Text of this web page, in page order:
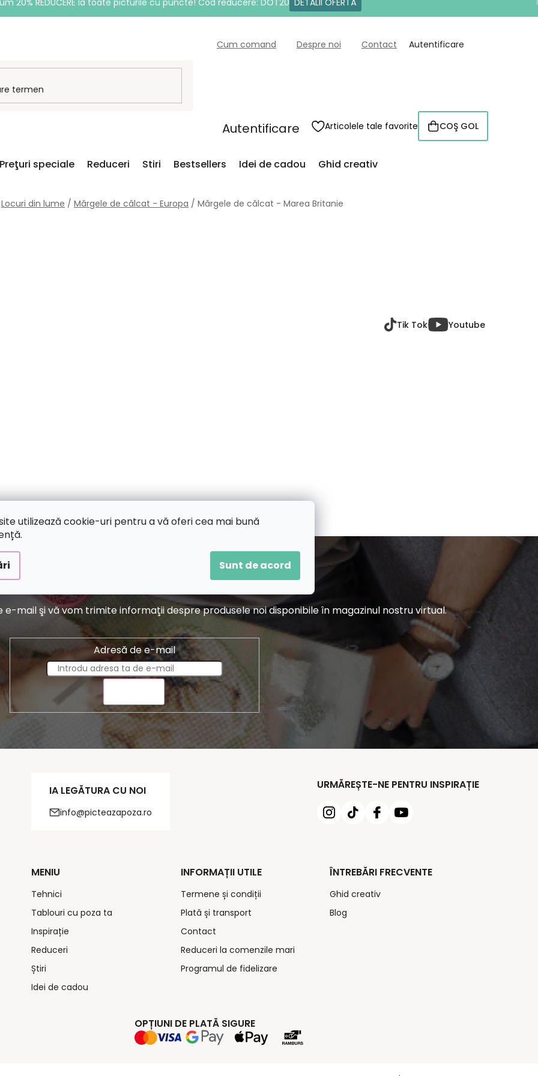
utilizează cookie-uri pentru a vă oferi cea mai bună
Sunt de acord
20% REDUCERE la toate picturile cu puncte! Cod reducere: DOT20 DETALII OFERTĂ
Cum comand Despre noi Contact Autentificare
Autentificare Articolele tale favorite
COŞ
DE
COŞ GOL
Preţuri speciale Reduceri Stiri Bestsellers Idei de cadou Ghid creativ
Locuri din lume / Mărgele de călcat - Europa / Mărgele de călcat - Marea Britanie
Tik Tok Youtube
mail şi vă vom trimite informaţii despre produsele noi disponibile în magazinul nostru virtual.
Adresă de e-mail
IA LEGĂTURA CU NOI
info@picteazapoza.ro
URMĂREȘTE-NE PENTRU INSPIRAȚIE
MENIU
Tehnici
Tablouri cu poza ta
Inspirație
Reduceri
Știri
Idei de cadou
INFORMAȚII UTILE
Termene și condiții
Plată și transport
Contact
Reduceri la comenzile mari
Programul de fidelizare
ÎNTREBĂRI FRECVENTE
Ghid creativ
Blog
OPȚIUNI DE PLATĂ SIGURE